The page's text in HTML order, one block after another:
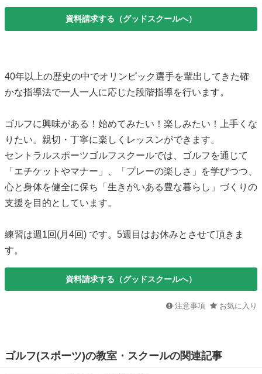
資料請求する（グッドスクールへ）
40年以上の歴史の中でオリンピック選手を輩出してきた確
かな指導法で一人一人に応じた段階指導を行います。
ゴルフに興味がある！始めてみたい！楽しみたい！上手くな
りたい。親切・丁寧に楽しくレッスンができます。
セントラルスポーツゴルフスクールでは、ゴルフを通じて
「エチケットやマナー」、「プレーの楽しさ」を学びつつ、
心と身体を健全に保ち「生きがいある豊な暮らし」づくりの
支援を目的としています。
練習は週1回(月4回) です。5週目はお休みとさせて頂きま
す。
資料請求する（グッドスクールへ）
注意事項 お気に入り
ゴルフ(スポーツ)の教室・スクールの関連記事